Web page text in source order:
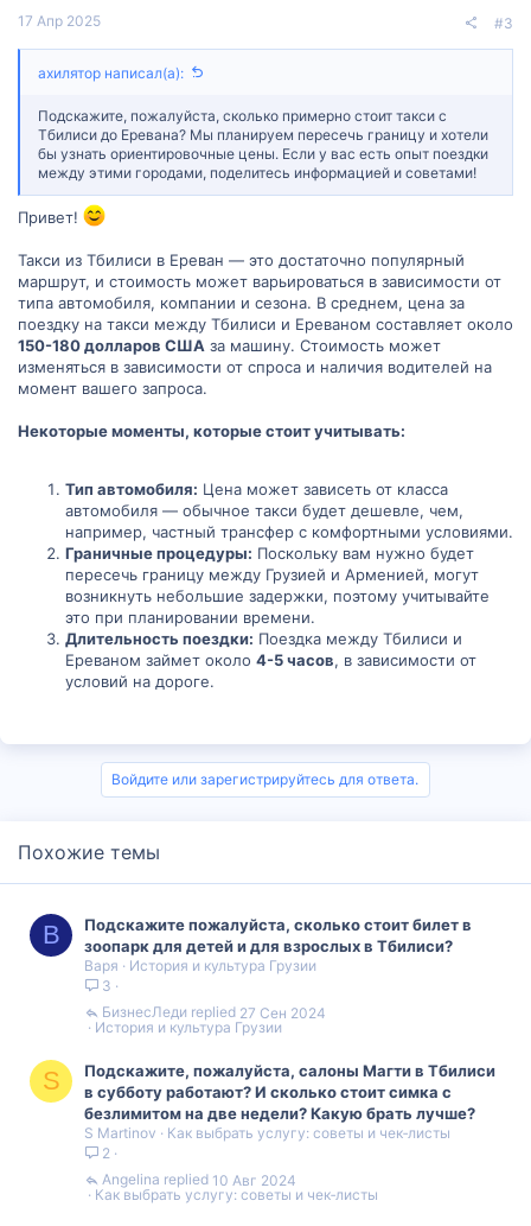
17 Апр 2025 #3
ахилятор написал(а):
Подскажите, пожалуйста, сколько примерно стоит такси с
Тбилиси до Еревана? Мы планируем пересечь границу и хотели
бы узнать ориентировочные цены. Если у вас есть опыт поездки
между этими городами, поделитесь информацией и советами!
Привет!
Такси из Тбилиси в Ереван — это достаточно популярный
маршрут, и стоимость может варьироваться в зависимости от
типа автомобиля, компании и сезона. В среднем, цена за
поездку на такси между Тбилиси и Ереваном составляет около
150-180 долларов США за машину. Стоимость может
изменяться в зависимости от спроса и наличия водителей на
момент вашего запроса.
Некоторые моменты, которые стоит учитывать:
Тип автомобиля: Цена может зависеть от класса
автомобиля — обычное такси будет дешевле, чем,
например, частный трансфер с комфортными условиями.
Граничные процедуры: Поскольку вам нужно будет
пересечь границу между Грузией и Арменией, могут
возникнуть небольшие задержки, поэтому учитывайте
это при планировании времени.
Длительность поездки: Поездка между Тбилиси и
Ереваном займет около 4-5 часов, в зависимости от
условий на дороге.
Войдите или зарегистрируйтесь для ответа.
Похожие темы
В
Подскажите пожалуйста, сколько стоит билет в
зоопарк для детей и для взрослых в Тбилиси?
Варя
История и культура Грузии
3
История и культура Грузии
27 Сен 2024
БизнесЛеди
S
Подскажите, пожалуйста, салоны Магти в Тбилиси
в субботу работают? И сколько стоит симка с
безлимитом на две недели? Какую брать лучше?
S Martinov
Как выбрать услугу: советы и чек‑листы
2
Как выбрать услугу: советы и чек‑листы
10 Авг 2024
Angelina